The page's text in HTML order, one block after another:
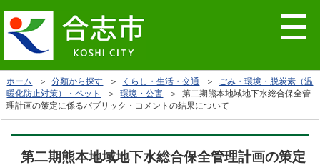
ホーム ＞分類から探す ＞ くらし・生活・交通 ＞ ごみ・環境・脱炭素（温
暖化防止対策）・ペット
＞環境・公害 ＞ 第二期熊本地域地下水総合保全管
理計画の策定に係るパブリック・コメントの結果について
第二期熊本地域地下水総合保全管理計画の策定